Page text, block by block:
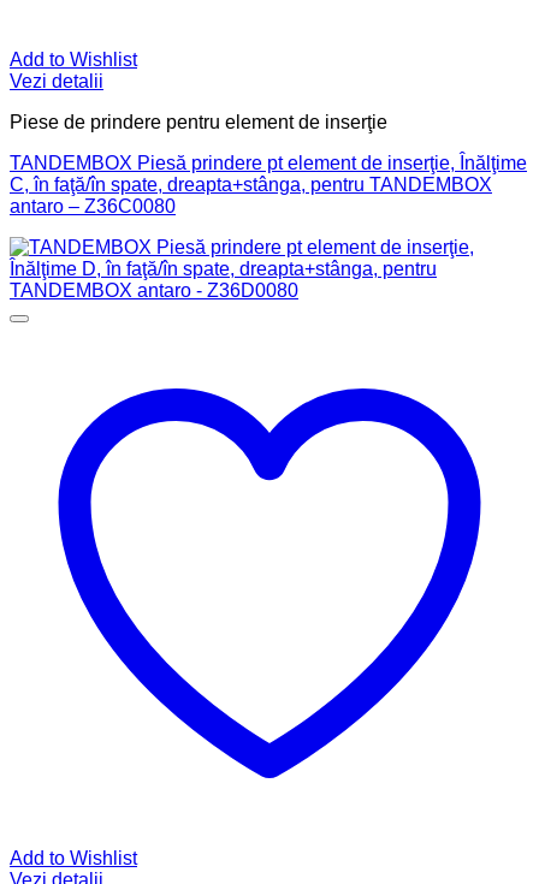
Add to Wishlist
Vezi detalii
Piese de prindere pentru element de inserţie
TANDEMBOX Piesă prindere pt element de inserţie, Înălţime
C, în faţă/în spate, dreapta+stânga, pentru TANDEMBOX
antaro – Z36C0080
Add to Wishlist